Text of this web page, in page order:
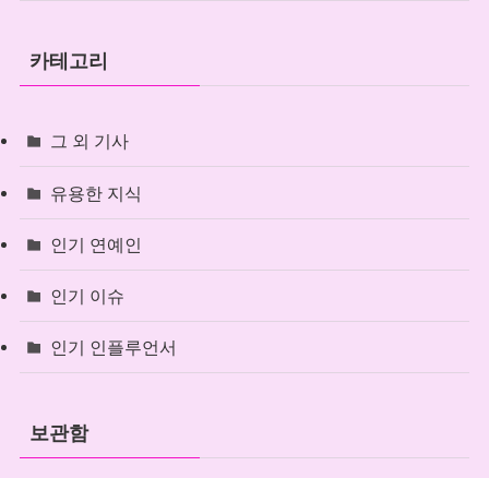
카테고리
그 외 기사
유용한 지식
인기 연예인
인기 이슈
인기 인플루언서
보관함